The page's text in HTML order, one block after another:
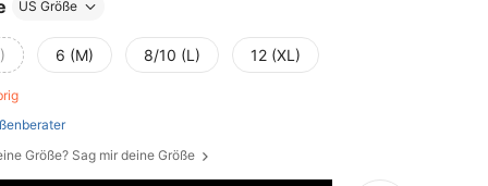
US Größe
6 (M) 8/10 (L) 12 (XL)
Größe? Sag mir deine Größe